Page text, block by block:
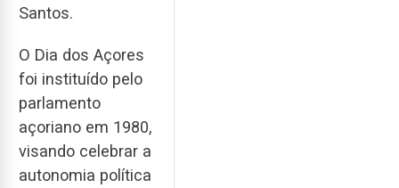
Santos.
O Dia dos Açores
foi instituído pelo
parlamento
açoriano em 1980,
visando celebrar a
autonomia política